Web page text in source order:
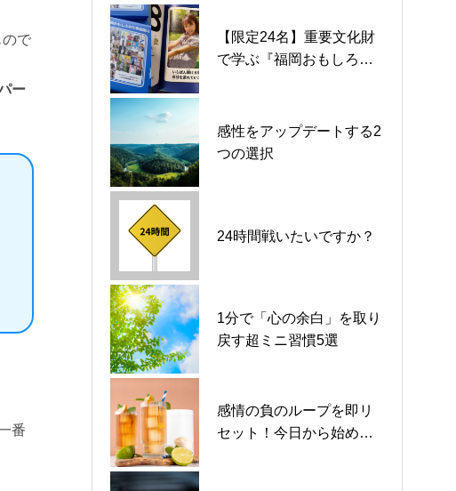
で
ー
番
【限定24名】重要文化財
で学ぶ『福岡おもしろお
感性をアップデートする2
つの選択
24時間戦いたいですか？
1分で「心の余白」を取り
戻す超ミニ習慣5選
感情の負のループを即リ
セット！今日から始める2
S1 #028 │【突破】どん底
の時こそ、一人で抱え込
#027 ｜【突破】暗闇で出
口を信じ抜く、パイオニ
を悔やむ時間を、次への
S1 #012 ｜【再定義】
「悲劇のヒロイン」とい
【🎲ミッション007】短所
は「才能のタネ」！言い
S1 #028 │【突破】どん底
の時こそ、一人で抱え込
#027 ｜【突破】暗闇で出
口を信じ抜く、パイオニ
を悔やむ時間を、次への
S1 #012 ｜【再定義】
「悲劇のヒロイン」とい
【🎲ミッション007】短所
は「才能のタネ」！言い